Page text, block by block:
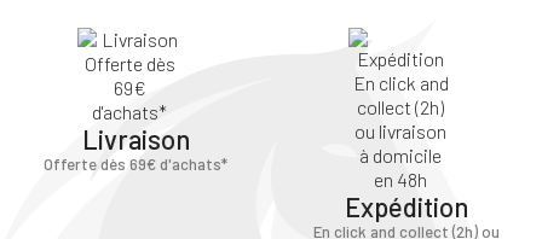
Livraison
Offerte dès 69€ d'achats*
Expédition
En click and collect (2h) ou